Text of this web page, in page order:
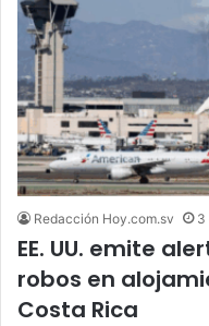
Redacción Hoy.com.sv 3
EE. UU. emite
robos en
Costa Rica